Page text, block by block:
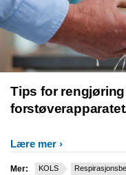
Tips for
Lære mer
Mer: KOLS